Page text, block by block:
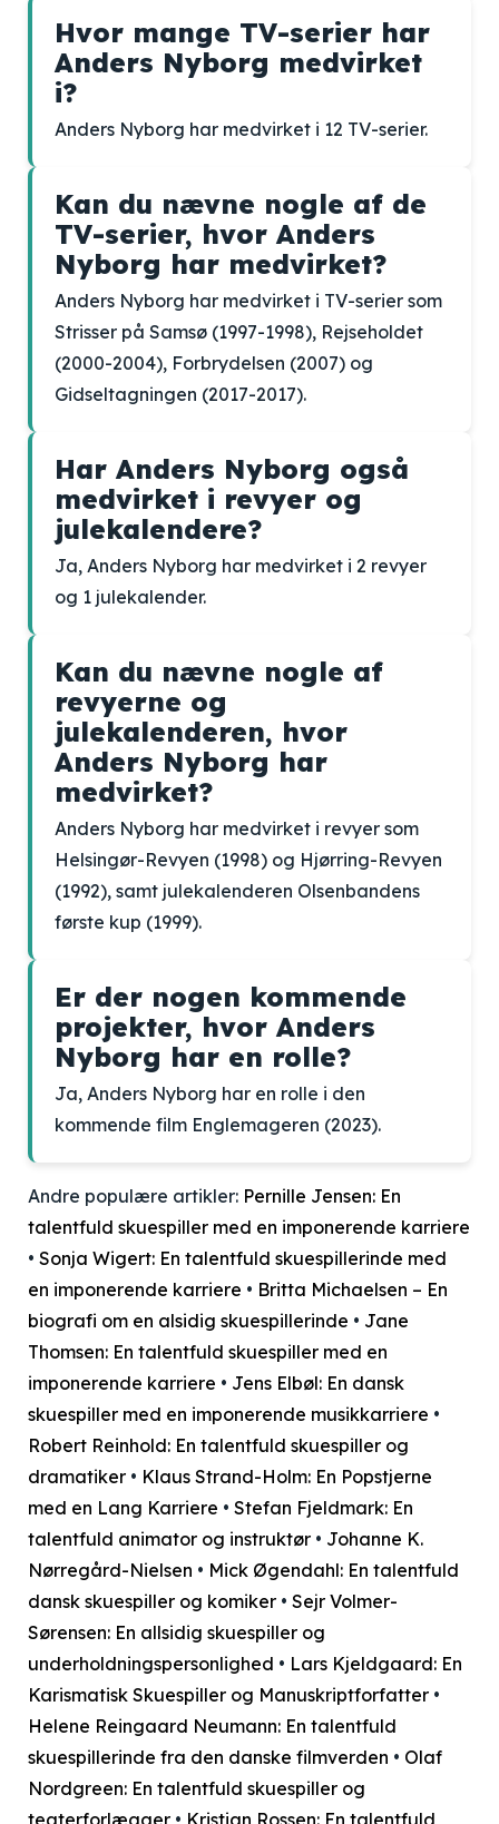
Hvor mange TV-serier har
Anders Nyborg medvirket
i?
Anders Nyborg har medvirket i 12 TV-serier.
Kan du nævne nogle af de
TV-serier, hvor Anders
Nyborg har medvirket?
Anders Nyborg har medvirket i TV-serier som
Strisser på Samsø (1997-1998), Rejseholdet
(2000-2004), Forbrydelsen (2007) og
Gidseltagningen (2017-2017).
Har Anders Nyborg også
medvirket i revyer og
julekalendere?
Ja, Anders Nyborg har medvirket i 2 revyer
og 1 julekalender.
Kan du nævne nogle af
revyerne og
julekalenderen, hvor
Anders Nyborg har
medvirket?
Anders Nyborg har medvirket i revyer som
Helsingør-Revyen (1998) og Hjørring-Revyen
(1992), samt julekalenderen Olsenbandens
første kup (1999).
Er der nogen kommende
projekter, hvor Anders
Nyborg har en rolle?
Ja, Anders Nyborg har en rolle i den
kommende film Englemageren (2023).
Andre populære artikler: Pernille Jensen: En
talentfuld skuespiller med en imponerende karriere
• Sonja Wigert: En talentfuld skuespillerinde med
en imponerende karriere • Britta Michaelsen – En
biografi om en alsidig skuespillerinde • Jane
Thomsen: En talentfuld skuespiller med en
imponerende karriere • Jens Elbøl: En dansk
skuespiller med en imponerende musikkarriere •
Robert Reinhold: En talentfuld skuespiller og
dramatiker • Klaus Strand-Holm: En Popstjerne
med en Lang Karriere • Stefan Fjeldmark: En
talentfuld animator og instruktør • Johanne K.
Nørregård-Nielsen • Mick Øgendahl: En talentfuld
dansk skuespiller og komiker • Sejr Volmer-
Sørensen: En allsidig skuespiller og
underholdningspersonlighed • Lars Kjeldgaard: En
Karismatisk Skuespiller og Manuskriptforfatter •
Helene Reingaard Neumann: En talentfuld
skuespillerinde fra den danske filmverden • Olaf
Nordgreen: En talentfuld skuespiller og
teaterforlægger • Kristian Rossen: En talentfuld